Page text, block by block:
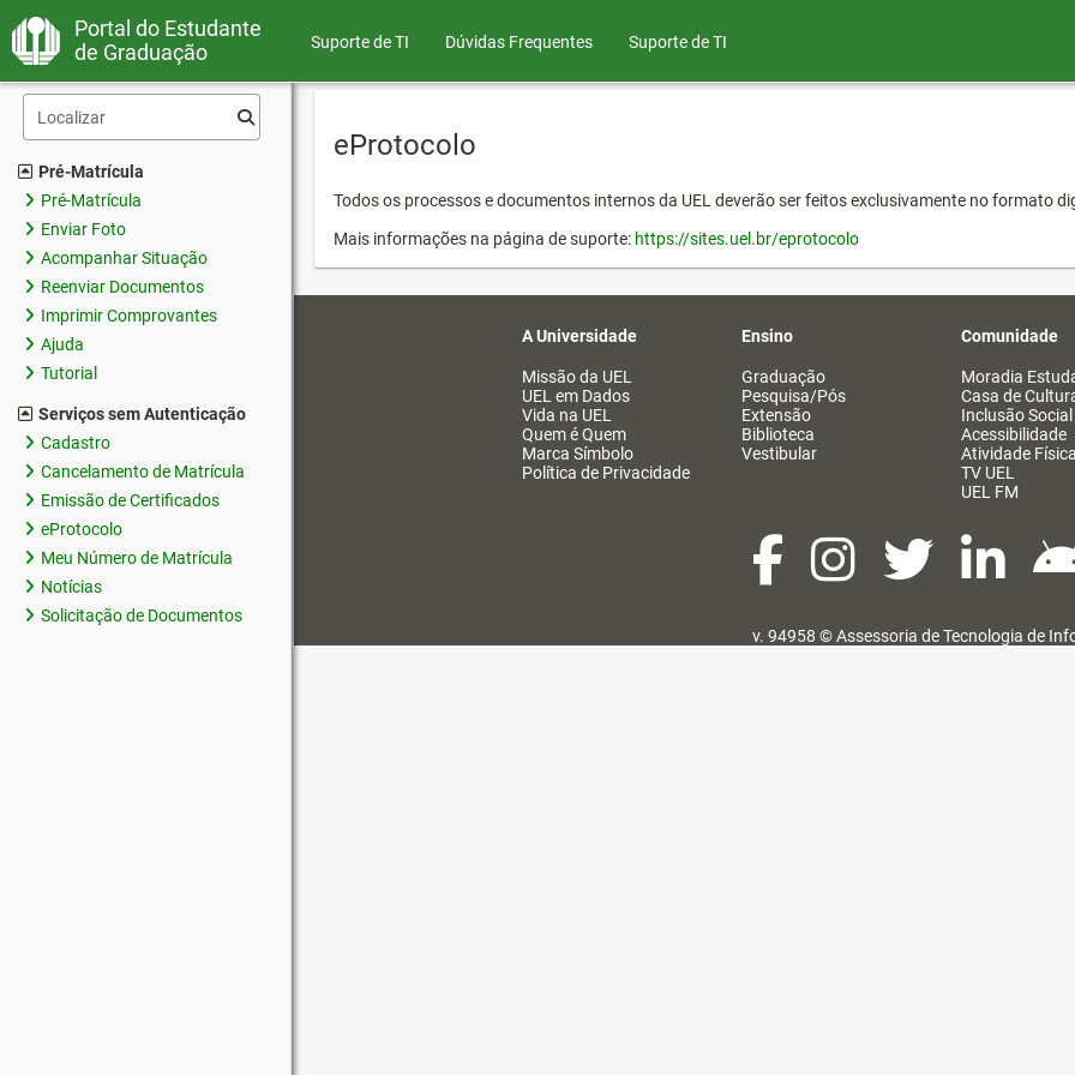
Portal do Estudante
de Graduação
Suporte de TI Dúvidas Frequentes Suporte de TI
Pré-Matrícula
Pré-Matrícula
Enviar Foto
Acompanhar Situação
Reenviar Documentos
Imprimir Comprovantes
Ajuda
Tutorial
Serviços sem Autenticação
Cadastro
Cancelamento de Matrícula
Emissão de Certificados
eProtocolo
Meu Número de Matrícula
Notícias
Solicitação de Documentos
eProtocolo
Todos os processos e documentos internos da UEL deverão ser feitos exclusivamente no formato
Mais informações na página de suporte: https://sites.uel.br/eprotocolo
A Universidade
Missão da UEL
UEL em Dados
Vida na UEL
Quem é Quem
Marca Símbolo
Política de Privacidade
Ensino
Graduação
Pesquisa/Pós
Extensão
Biblioteca
Vestibular
Comunidade
Moradia
Casa de
Inclusão Social
Acessibilidade
Atividade Física
TV UEL
UEL FM
v. 94958 ©Assessoria de Tecnologia de